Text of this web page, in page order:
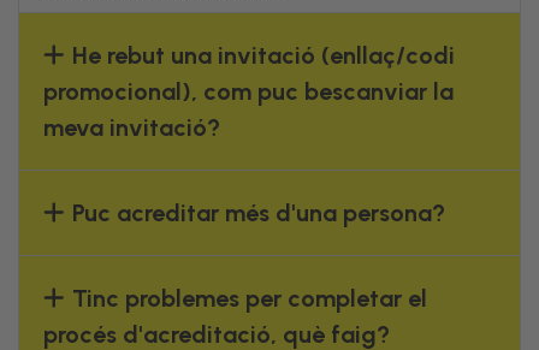
He rebut una invitació (enllaç/codi
promocional), com puc bescanviar la
meva invitació?
Puc acreditar més d'una persona?
Tinc problemes per completar el
procés d'acreditació, què faig?